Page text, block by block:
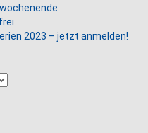
2023 – jetzt anmelden!